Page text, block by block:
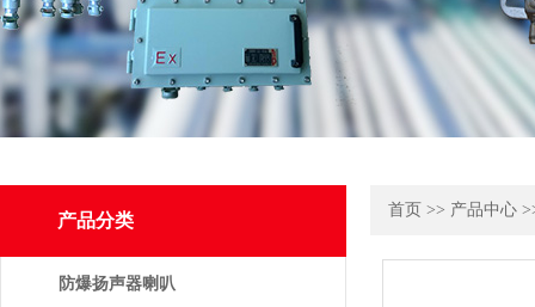
首页 >> 产品中心
产品分类
防爆扬声器喇叭